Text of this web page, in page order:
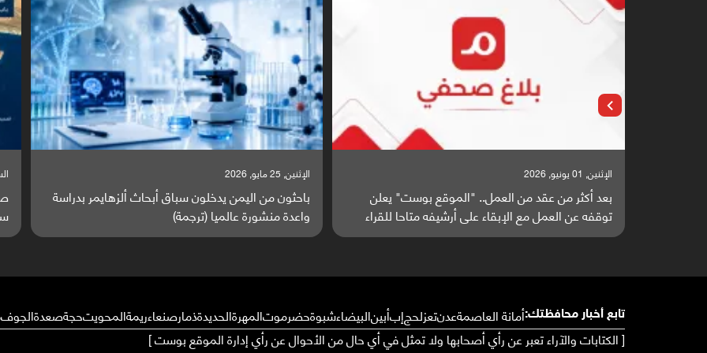
الإثنين, 25 مايو, 2026
باحثون من اليمن يدخلون سباق أبحاث ألزهايمر بدراسة
واعدة منشورة عالميا (ترجمة)
السبت, 23 مايو, 2026
صراع دولي يتصاعد قرب اليمن والبحر الأحمر يتحول إلى
ساحة مواجهة عالمية (ترجمة)
تابع أخبار محافظتك:أمانة العاصمةعدنتعزلحجإبأبينالبيضاءشبوةحضرموتالمهرةالحديدةذمارصنعاءريمةالمحويتحجةصعدةالجوف
[ الكتابات والآراء تعبر عن رأي أصحابها ولا تمثل في أي حال من الأحوال عن رأي إدارة الموقع بوست ]